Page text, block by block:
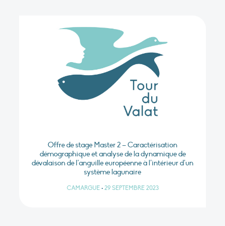
Offre de stage Master 2 – Caractérisation
démographique et analyse de la dynamique de
dévalaison de l’anguille européenne à l’intérieur d’un
système lagunaire
CAMARGUE • 29 SEPTEMBRE 2023